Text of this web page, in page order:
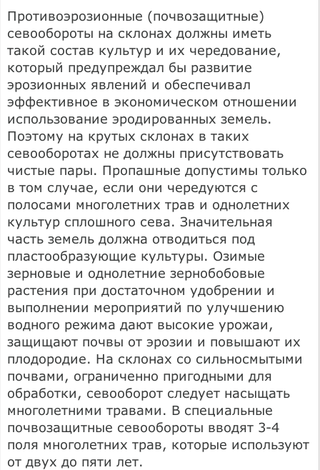
Противоэрозионные (почвозащитные)
севообороты на склонах должны иметь
такой состав культур и их чередование,
который предупреждал бы развитие
эрозионных явлений и обеспечивал
эффективное в экономическом отношении
использование эродированных земель.
Поэтому на крутых склонах в таких
севооборотах не должны присутствовать
чистые пары. Пропашные допустимы только
в том случае, если они чередуются с
полосами многолетних трав и однолетних
культур сплошного сева. Значительная
часть земель должна отводиться под
пластообразующие культуры. Озимые
зерновые и однолетние зернобобовые
растения при достаточном удобрении и
выполнении мероприятий по улучшению
водного режима дают высокие урожаи,
защищают почвы от эрозии и повышают их
плодородие. На склонах со сильносмытыми
почвами, ограниченно пригодными для
обработки, севооборот следует насыщать
многолетними травами. В специальные
почвозащитные севообороты вводят 3-4
поля многолетних трав, которые используют
от двух до пяти лет.